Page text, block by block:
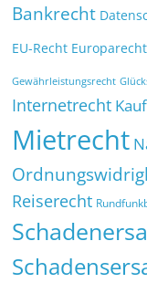
Bankrecht
EU-Recht Europarecht
Gewährleistungsrecht
Internetrecht
Mietrecht
Reiserecht